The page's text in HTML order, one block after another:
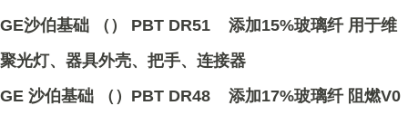
GE沙伯基础 （） PBT DR51 添加15%玻璃纤 用于维
聚光灯、器具外壳、把手、连接器
GE 沙伯基础 （）PBT DR48 添加17%玻璃纤 阻燃V0